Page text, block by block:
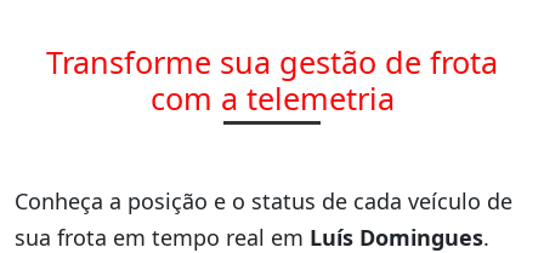
Transforme sua gestão de frota
com a telemetria
Conheça a posição e o status de cada veículo de
sua frota em tempo real em Luís Domingues.